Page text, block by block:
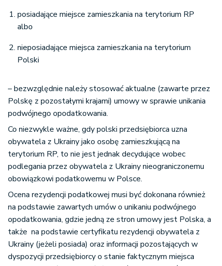
posiadające miejsce zamieszkania na terytorium RP
albo
nieposiadające miejsca zamieszkania na terytorium
Polski
– bezwzględnie należy stosować aktualne (zawarte przez
Polskę z pozostałymi krajami) umowy w sprawie unikania
podwójnego opodatkowania.
Co niezwykle ważne, gdy polski przedsiębiorca uzna
obywatela z Ukrainy jako osobę zamieszkującą na
terytorium RP, to nie jest jednak decydujące wobec
podlegania przez obywatela z Ukrainy nieograniczonemu
obowiązkowi podatkowemu w Polsce.
Ocena rezydencji podatkowej musi być dokonana również
na podstawie zawartych umów o unikaniu podwójnego
opodatkowania, gdzie jedną ze stron umowy jest Polska, a
także na podstawie certyfikatu rezydencji obywatela z
Ukrainy (jeżeli posiada) oraz informacji pozostających w
dyspozycji przedsiębiorcy o stanie faktycznym miejsca